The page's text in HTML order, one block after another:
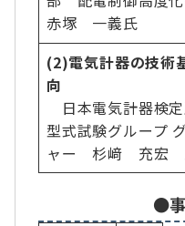
赤塚 一義氏
(2)電気計器の技術
向
日本電気計器検
型式試験グループ
ャー 杉﨑 充宏
●